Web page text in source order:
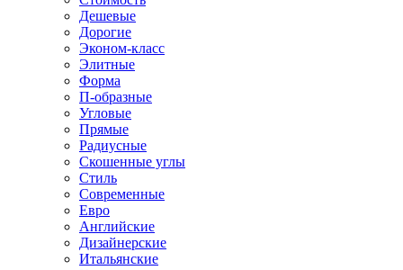
Дешевые
Дорогие
Эконом-класс
Элитные
Форма
П-образные
Угловые
Прямые
Радиусные
Скошенные углы
Стиль
Современные
Евро
Английские
Дизайнерские
Итальянские